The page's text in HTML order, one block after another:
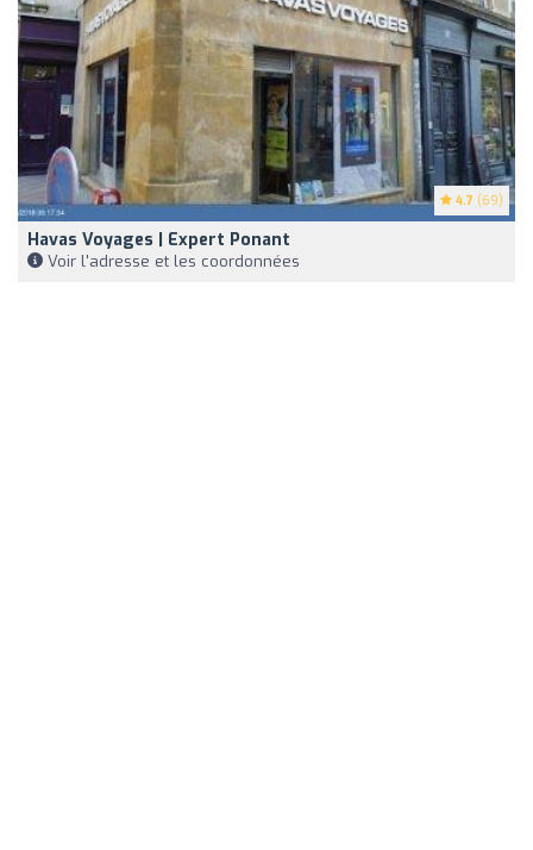
4.7 (69)
Havas Voyages | Expert Ponant
Voir l'adresse et les coordonnées